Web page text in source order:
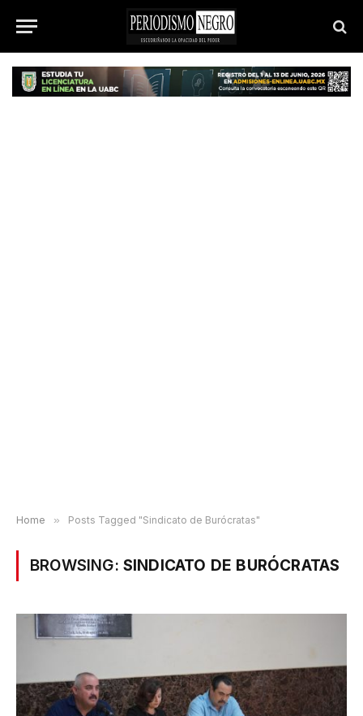
Home » Posts Tagged "Sindicato de Burócratas"
BROWSING: SINDICATO DE BURÓCRATAS